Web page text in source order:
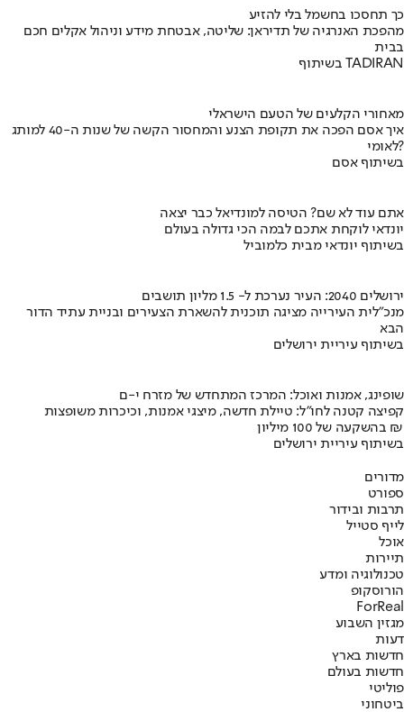
כך תחסכו בחשמל בלי להזיע
מהפכת האנרגיה של תדיראן: שליטה, אבטחת מידע וניהול אקלים חכם
בבית
בשיתוף TADIRAN
מאחורי הקלעים של הטעם הישראלי
איך אסם הפכה את תקופת הצנע והמחסור הקשה של שנות ה-40 למותג
לאומי?
בשיתוף אסם
אתם עוד לא שם? הטיסה למונדיאל כבר יצאה
יונדאי לוקחת אתכם לבמה הכי גדולה בעולם
בשיתוף יונדאי מבית כלמוביל
ירושלים 2040: העיר נערכת ל- 1.5 מליון תושבים
מנכ"לית העירייה מציגה תוכנית להשארת הצעירים ובניית עתיד הדור
הבא
בשיתוף עיריית ירושלים
שופינג, אמנות ואוכל: המרכז המתחדש של מזרח י-ם
קפיצה קטנה לחו"ל: טיילת חדשה, מיצגי אמנות, וכיכרות משופצות
בהשקעה של 100 מיליון ₪
בשיתוף עיריית ירושלים
מדורים
ספורט
תרבות ובידור
לייף סטייל
אוכל
תיירות
טכנולוגיה ומדע
הורוסקופ
ForReal
מגזין השבוע
דעות
חדשות בארץ
חדשות בעולם
פוליטי
ביטחוני